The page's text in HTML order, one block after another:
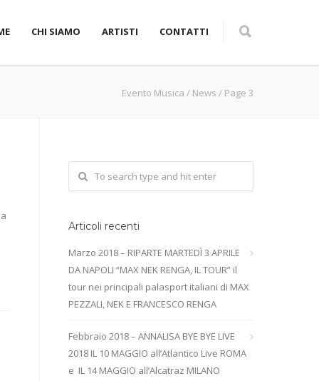
CHI SIAMO ARTISTI CONTATTI
Evento Musica / News / Page 3
Articoli recenti
Marzo 2018 – RIPARTE MARTEDÌ 3 APRILE
DA NAPOLI “MAX NEK RENGA, IL TOUR” il
tour nei principali palasport italiani di MAX
PEZZALI, NEK E FRANCESCO RENGA
Febbraio 2018 – ANNALISA BYE BYE LIVE
2018 IL 10 MAGGIO all’Atlantico Live ROMA
e IL 14 MAGGIO all’Alcatraz MILANO